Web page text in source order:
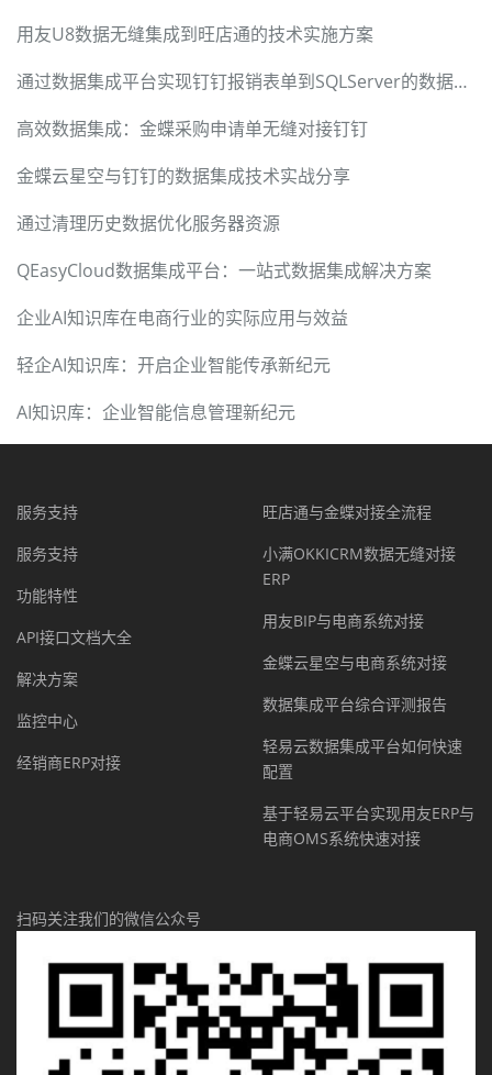
用友U8数据无缝集成到旺店通的技术实施方案
通过数据集成平台实现钉钉报销表单到SQLServer的数据同步
高效数据集成：金蝶采购申请单无缝对接钉钉
金蝶云星空与钉钉的数据集成技术实战分享
通过清理历史数据优化服务器资源
QEasyCloud数据集成平台：一站式数据集成解决方案
企业AI知识库在电商行业的实际应用与效益
轻企AI知识库：开启企业智能传承新纪元
AI知识库：企业智能信息管理新纪元
服务支持
服务支持
功能特性
API接口文档大全
解决方案
监控中心
经销商ERP对接
旺店通与金蝶对接全流程
小满OKKICRM数据无缝对接
ERP
用友BIP与电商系统对接
金蝶云星空与电商系统对接
数据集成平台综合评测报告
轻易云数据集成平台如何快速
配置
基于轻易云平台实现用友ERP与
电商OMS系统快速对接
扫码关注我们的微信公众号